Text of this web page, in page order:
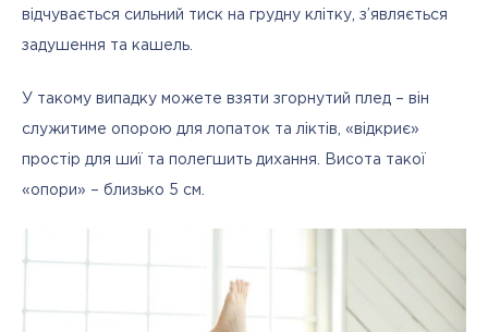
відчувається сильний тиск на грудну клітку, з’являється
задушення та кашель.
У такому випадку можете взяти згорнутий плед – він
служитиме опорою для лопаток та ліктів, «відкриє»
простір для шиї та полегшить дихання. Висота такої
«опори» – близько 5 см.